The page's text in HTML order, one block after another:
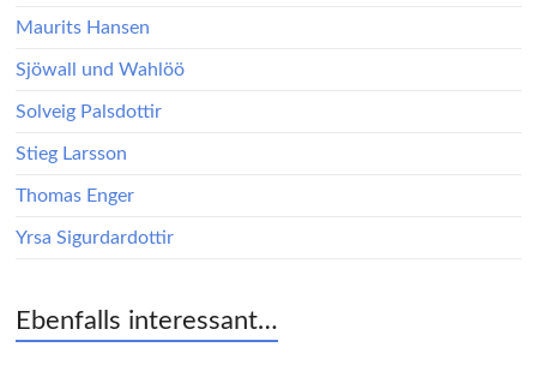
Maurits Hansen
Sjöwall und Wahlöö
Solveig Palsdottir
Stieg Larsson
Thomas Enger
Yrsa Sigurdardottir
Ebenfalls interessant…